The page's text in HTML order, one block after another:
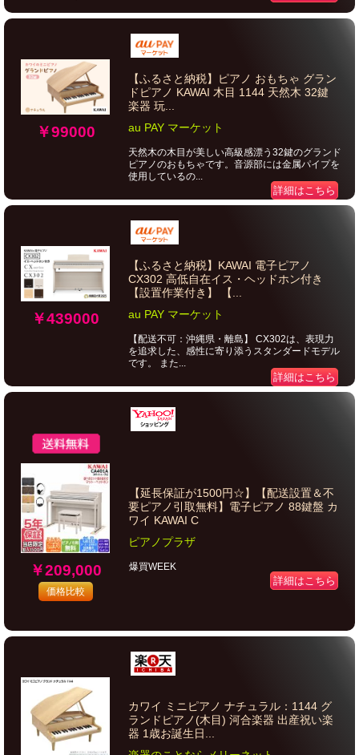
￥99000
【ふるさと納税】ピアノ おもちゃ グラン
ドピアノ KAWAI 木目 1144 天然木 32鍵
楽器 玩...
au PAY マーケット
天然木の木目が美しい高級感漂う32鍵のグランド
ピアノのおもちゃです。音源部には金属パイプを
使用しているの...
詳細はこちら
￥439000
【ふるさと納税】KAWAI 電子ピアノ
CX302 高低自在イス・ヘッドホン付き
【設置作業付き】 【...
au PAY マーケット
【配送不可：沖縄県・離島】 CX302は、表現力
を追求した、感性に寄り添うスタンダードモデル
です。 また...
詳細はこちら
￥209,000
価格比較
【延長保証が1500円☆】【配送設置＆不
要ピアノ引取無料】電子ピアノ 88鍵盤 カ
ワイ KAWAI C
ピアノプラザ
爆買WEEK
詳細はこちら
カワイ ミニピアノ ナチュラル：1144 グ
ランドピアノ(木目) 河合楽器 出産祝い楽
器 1歳お誕生日...